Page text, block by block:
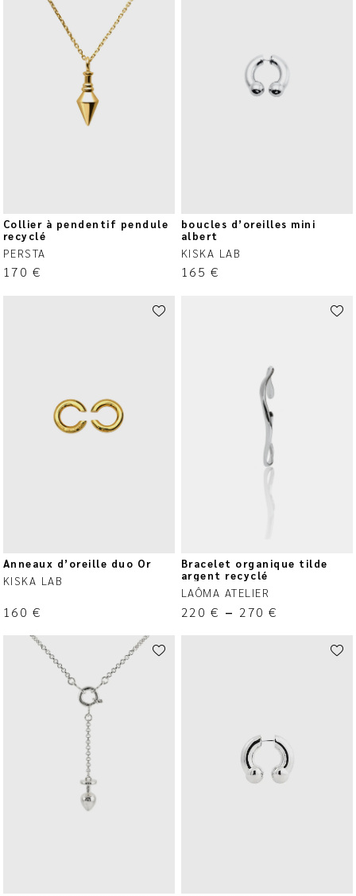
Collier à pendentif pendule
recyclé
PERSTA
170 €
boucles d’oreilles mini
albert
KISKA LAB
165 €
Anneaux d’oreille duo Or
KISKA LAB
160 €
Bracelet organique tilde
argent recyclé
LAÔMA ATELIER
220 € – 270€